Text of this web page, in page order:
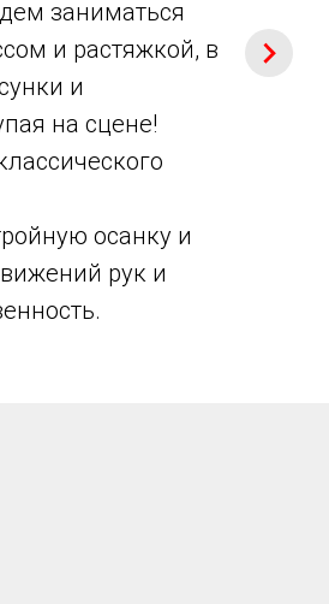
заниматься
и растяжкой, в
и
на сцене!
осанку и
рук и